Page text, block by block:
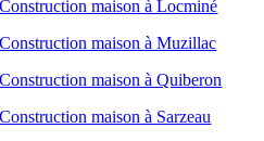
Construction maison à Locminé
Construction maison à Muzillac
Construction maison à Quiberon
Construction maison à Sarzeau